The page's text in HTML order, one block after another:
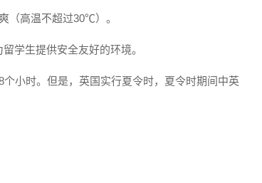
（高温不超过30℃）。
学生提供安全友好的环境。
小时。但是，英国实行夏令时，夏令时期间中英